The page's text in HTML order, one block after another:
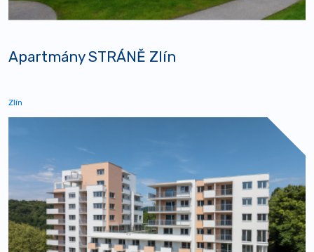
Apartmány STRÁNĚ Zlín
Zlín